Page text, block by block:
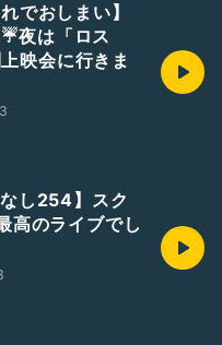
でおしまい】
夜は「ロス
映会に行きま
し254】スク
高のライブでし